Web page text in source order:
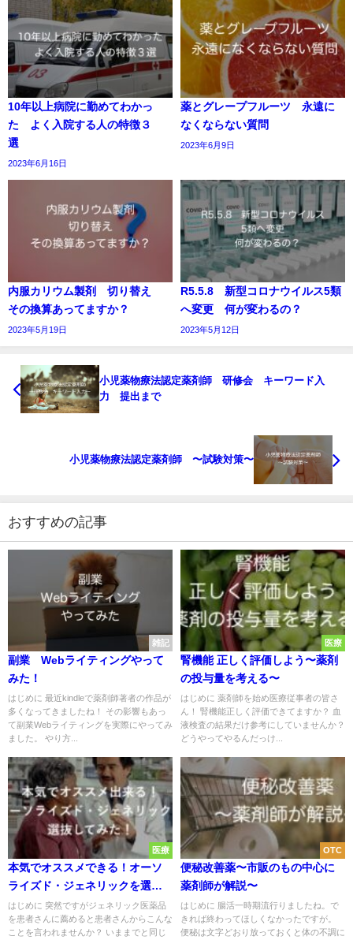
10年以上病院に勤めてわかっ
た よく入院する人の特徴３
選
2023年6月16日
薬とグレープフルーツ 永遠に
なくならない質問
2023年6月9日
内服カリウム製剤 切り替え
その換算あってますか？
2023年5月19日
R5.5.8 新型コロナウイルス5類
へ変更 何が変わるの？
2023年5月12日
小児薬物療法認定薬剤師 研修会 キーワード入
力 提出まで
小児薬物療法認定薬剤師 〜試験対策〜
おすすめの記事
雑記
副業 Webライティングやって
みた！
はじめに 最近kindleで薬剤師著者の作品が
多くなってきましたね！ その影響もあっ
て副業Webライティングを実際にやってみ
ました。 やり方...
医療
腎機能 正しく評価しよう〜薬剤
の投与量を考える〜
はじめに 薬剤師を始め医療従事者の皆さ
ん！ 腎機能正しく評価できてますか？ 血
液検査の結果だけ参考にしていませんか？
どうやってやるんだっけ...
医療
本気でオススメできる！オーソ
ライズド・ジェネリックを選抜
してみた！
はじめに 突然ですがジェネリック医薬品
を患者さんに薦めると患者さんからこんな
ことを言われませんか？ いままでと同じ
OTC
便秘改善薬〜市販のもの中心に
薬剤師が解説〜
はじめに 腸活一時期流行りましたね。で
きれば終わってほしくなかったですが。
便秘は文字どおり放っておくと体の不調に